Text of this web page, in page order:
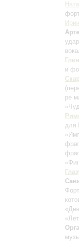
и
ре
для